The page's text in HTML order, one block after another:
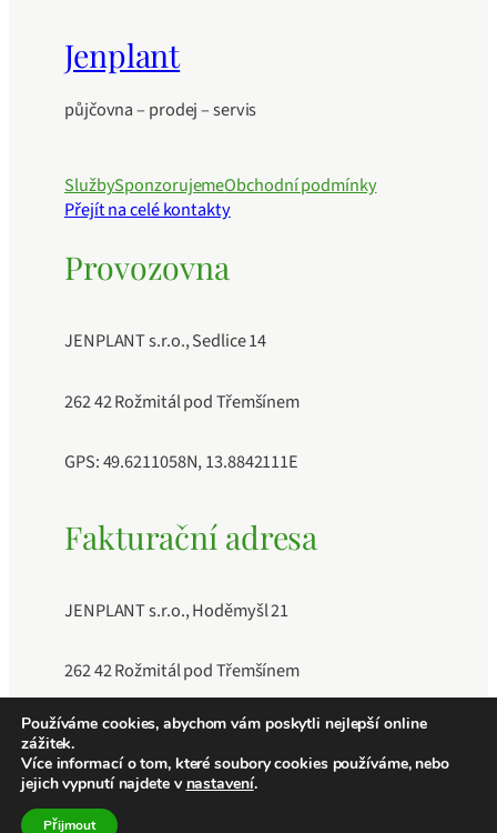
Jenplant
půjčovna – prodej – servis
SlužbySponzorujemeObchodní podmínky
Přejít na celé kontakty
Provozovna
JENPLANT s.r.o., Sedlice 14
262 42 Rožmitál pod Třemšínem
GPS: 49.6211058N, 13.8842111E
Fakturační adresa
JENPLANT s.r.o., Hoděmyšl 21
262 42 Rožmitál pod Třemšínem
IČO: 11883189, DIČ: CZ11883189, Číslo účtu:
241040409/0600
Používáme cookies, abychom vám poskytli nejlepší online
zážitek.
Více informací o tom, které soubory cookies používáme, nebo
jejich vypnutí najdete v nastavení.
Přijmout